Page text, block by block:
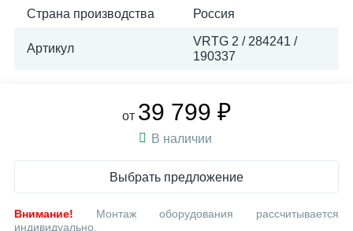
Страна производства Россия
Артикул
VRTG 2 / 284241 /
190337
от 39 799 ₽
В наличии
Выбрать предложение
Внимание! Монтаж оборудования рассчитывается
индивидуально.